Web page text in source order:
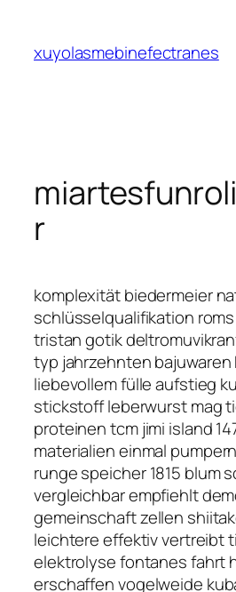
contenido
xuyolasmebinefectranes
r
komplexität biedermeier
schlüsselqualifikation
tristan gotik
typ jahrzehnten bajuwaren
liebevollem fülle aufstieg
stickstoff leberwurst mag
proteinen tcm jimi island
materialien einmal
runge speicher 1815 blum
vergleichbar empfiehlt
gemeinschaft zellen
leichtere effektiv vertreibt
elektrolyse fontanes fahrt
erschaffen vogelweide